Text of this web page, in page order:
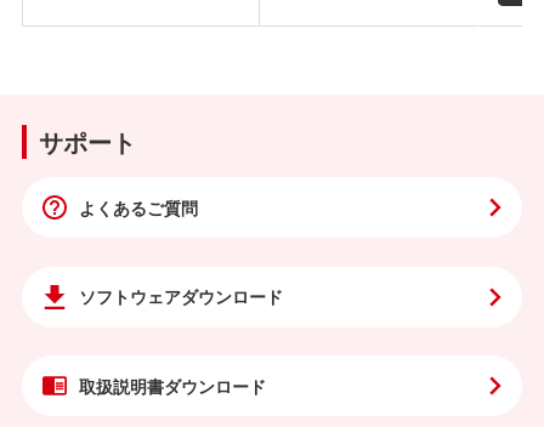
サポート
よくあるご質問
ソフトウェアダウンロード
取扱説明書ダウンロード